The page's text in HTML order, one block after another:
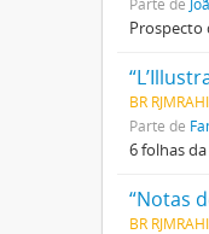
Prospecto
BR
Parte de
6 folhas
“Notas
BR